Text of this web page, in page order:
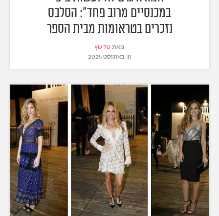
במכנסיים מרוב פחד": הסלבס
נזכרים בטראומות מבית הספר
מאתטל שץ
31 באוגוסט 2025